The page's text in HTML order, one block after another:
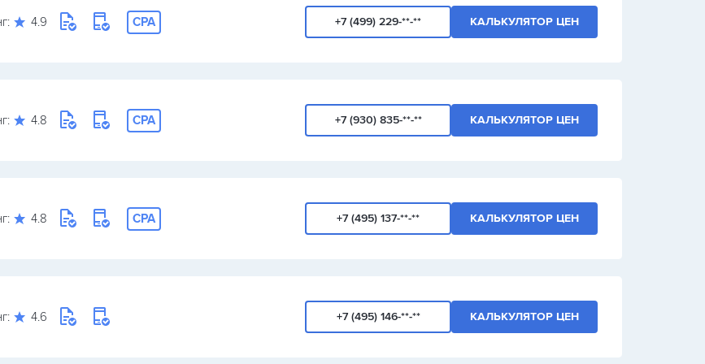
4.9 CPA +7 (499) 229-**-** КАЛЬКУЛЯТОР ЦЕН
4.8 CPA +7 (930) 835-**-** КАЛЬКУЛЯТОР ЦЕН
4.8 CPA +7 (495) 137-**-** КАЛЬКУЛЯТОР ЦЕН
4.6 +7 (495) 146-**-** КАЛЬКУЛЯТОР ЦЕН